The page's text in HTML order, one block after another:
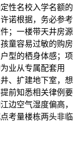
性名校入学名额的
诺根据，务必参考
；一楼带天井房源
童容易过敏的购房
型的栖身体感；项
业从专属配套用
、扩建地下室，想
前知悉相关律例要
边空气湿度偏高，
考量楼栋两头非临